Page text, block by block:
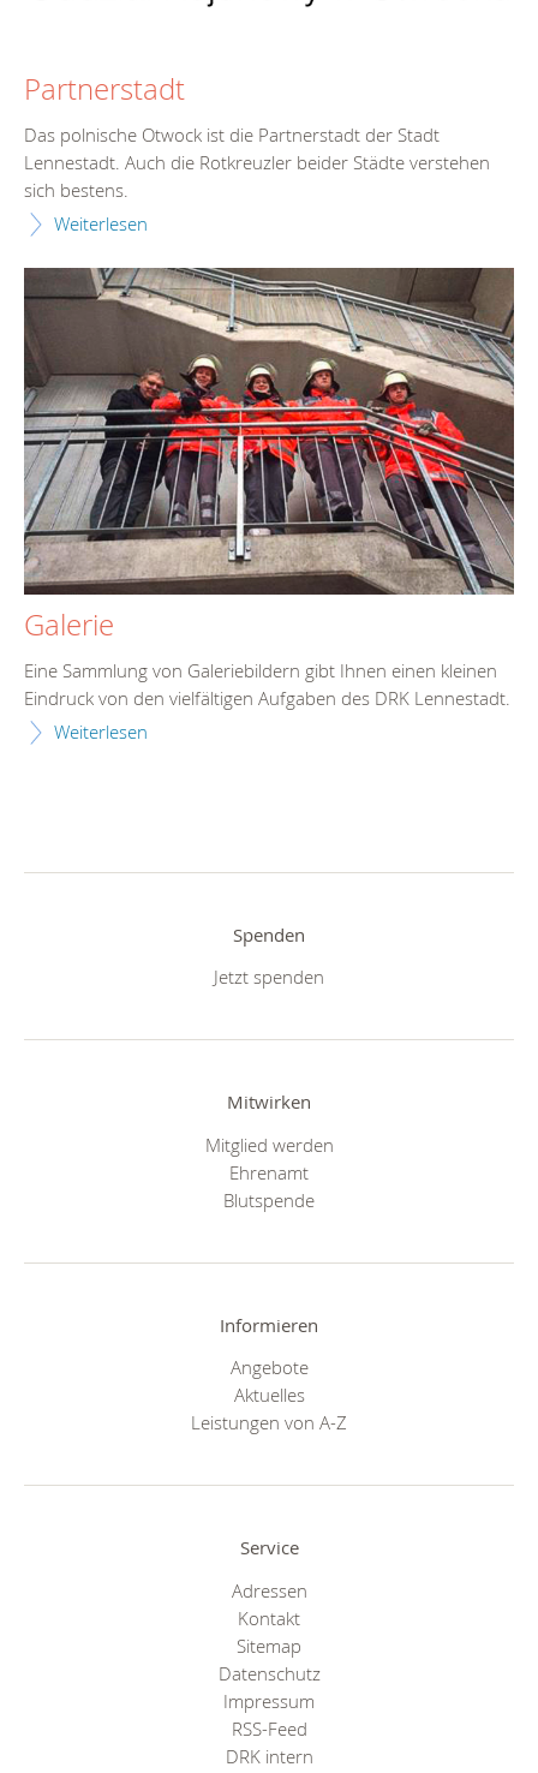
Partnerstadt
Das polnische Otwock ist die Partnerstadt der Stadt
Lennestadt. Auch die Rotkreuzler beider Städte verstehen
sich bestens.
Weiterlesen
Galerie
Eine Sammlung von Galeriebildern gibt Ihnen einen kleinen
Eindruck von den vielfältigen Aufgaben des DRK Lennestadt.
Weiterlesen
Spenden
Jetzt spenden
Mitwirken
Mitglied werden
Ehrenamt
Blutspende
Informieren
Angebote
Aktuelles
Leistungen von A-Z
Service
Adressen
Kontakt
Sitemap
Datenschutz
Impressum
RSS-Feed
DRK intern